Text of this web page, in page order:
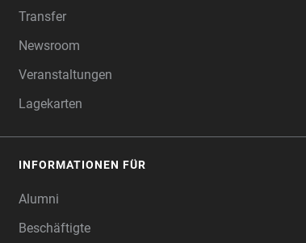
Transfer
Newsroom
Veranstaltungen
Lagekarten
INFORMATIONEN FÜR
Alumni
Beschäftigte